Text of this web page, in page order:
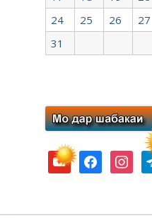
24
25 26 27
31
youtubefacebook